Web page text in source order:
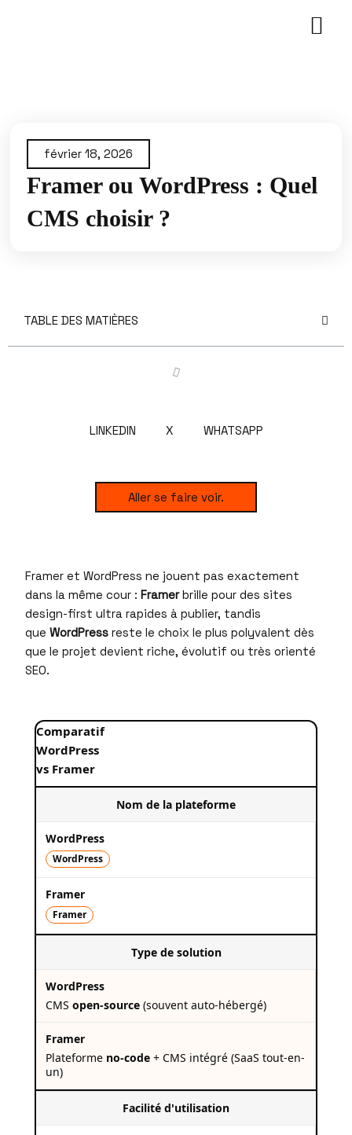
février 18, 2026
Framer ou WordPress : Quel
CMS choisir ?
Framer et WordPress ne jouent pas exactement
dans la même cour : Framerbrille pour des sites
design-first ultra rapides à publier, tandis
queWordPress reste le choix le plus polyvalent dès
que le projet devient riche, évolutif ou très orienté
SEO.
Comparatif
WordPress
vs Framer
Nom de la plateforme
WordPress
Framer
Type de solution
CMSopen-source (souvent auto-hébergé)
Plateforme no-code + CMS intégré (SaaS tout-en-
un)
Facilité d'utilisation
TABLE DES MATIÈRES
LINKEDIN X WHATSAPP
Aller se faire voir.